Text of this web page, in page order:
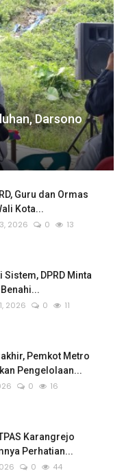
Darsono
Guru dan Ormas
Kota...
2026 0 13
Sistem, DPRD Minta
2026 0 11
Pemkot Metro
Pengelolaan...
0 16
Karangrejo
Perhatian...
0 44